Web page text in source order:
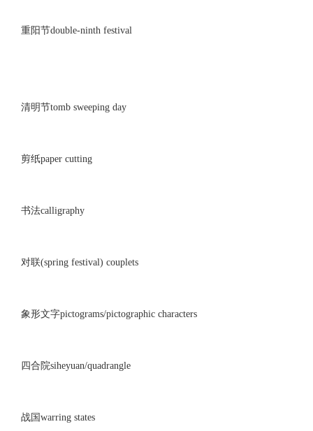
重阳节double-ninth festival
清明节tomb sweeping day
剪纸paper cutting
书法calligraphy
对联(spring festival) couplets
象形文字pictograms/pictographic characters
四合院siheyuan/quadrangle
战国warring states